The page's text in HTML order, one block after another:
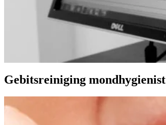
Gebitsreiniging mondhygienist